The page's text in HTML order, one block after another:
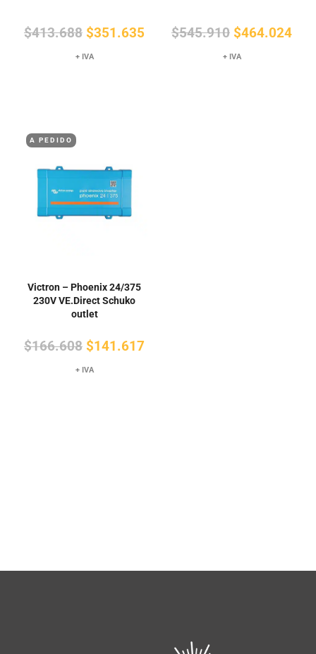
$413.688 El
precio
$351.635
+ IVA
$545.910 El
precio
$464.024El
+ IVA
A PEDIDO
Victron – Phoenix 24/375
230V VE.Direct Schuko
outlet
$166.608 El
precio
$141.617
+ IVA